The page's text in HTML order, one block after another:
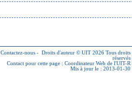
Contactez-nous - Droits d'auteur © UIT 2026 Tous droits
réservés
Contact pour cette page : Coordinateur Web de l'UIT-R
Mis à jour le : 2013-01-30